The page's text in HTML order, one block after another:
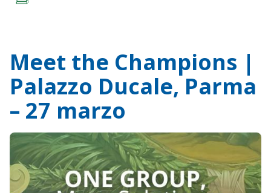
Meet the Champions |
Palazzo Ducale, Parma
– 27 marzo